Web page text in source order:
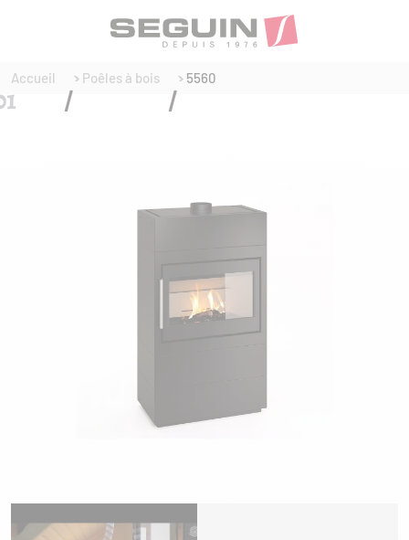
Accueil Poêles à bois 5560